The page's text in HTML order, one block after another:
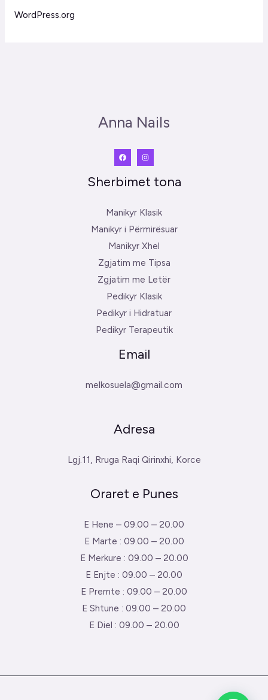
WordPress.org
Anna Nails
Sherbimet tona
Manikyr Klasik
Manikyr i Përmirësuar
Manikyr Xhel
Zgjatim me Tipsa
Zgjatim me Letër
Pedikyr Klasik
Pedikyr i Hidratuar
Pedikyr Terapeutik
Email
melkosuela@gmail.com
Adresa
Lgj.11, Rruga Raqi Qirinxhi, Korce
Oraret e Punes
E Hene – 09.00 – 20.00
E Marte : 09.00 – 20.00
E Merkure : 09.00 – 20.00
E Enjte : 09.00 – 20.00
E Premte : 09.00 – 20.00
E Shtune : 09.00 – 20.00
E Diel : 09.00 – 20.00